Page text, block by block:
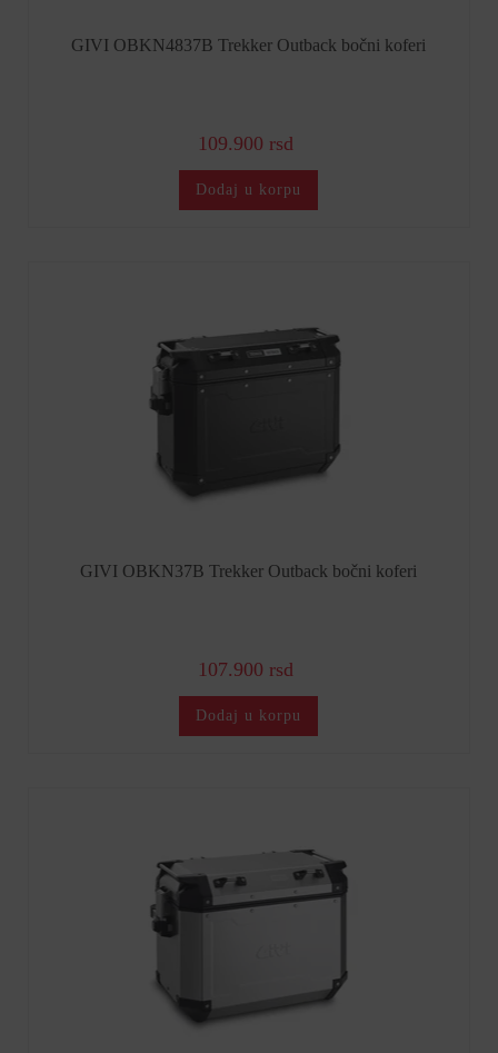
GIVI OBKN4837B Trekker Outback bočni koferi
109.900 rsd
Dodaj u korpu
GIVI OBKN37B Trekker Outback bočni koferi
107.900 rsd
Dodaj u korpu